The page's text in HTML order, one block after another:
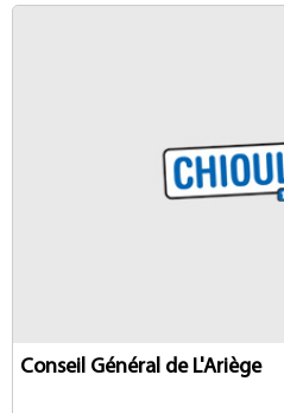
Conseil Général de L'Ariège